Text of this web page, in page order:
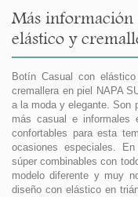
Más información
elástico y
Botín Casual con
cremallera en piel NAPA
a la moda y elegante. Son
más casual e informales
confortables para esta
ocasiones especiales.
súper combinables con
modelo diferente y muy
diseño con elástico en